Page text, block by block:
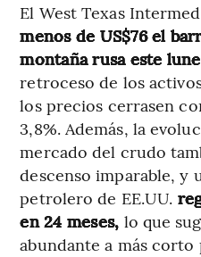
El West Texas
menos de US$76 el
montaña rusa este
retroceso de los
los precios cerrasen
3,8%. Además, la
mercado del crudo
descenso imparable, y
petrolero de EE.UU.
en 24 meses, lo que
abundante a más corto